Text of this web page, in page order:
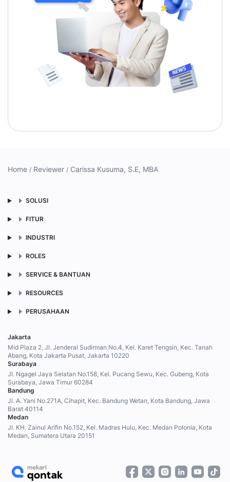
Home Reviewer Carissa Kusuma, S.E, MBA
SOLUSI
FITUR
INDUSTRI
ROLES
SERVICE & BANTUAN
RESOURCES
PERUSAHAAN
Jakarta
Mid Plaza 2, Jl. Jenderal Sudirman No.4, Kel. Karet Tengsin, Kec. Tanah
Abang, Kota Jakarta Pusat, Jakarta 10220
Surabaya
Jl. Ngagel Jaya Selatan No.158, Kel. Pucang Sewu, Kec. Gubeng, Kota
Surabaya, Jawa Timur 60284
Bandung
Jl. A. Yani No.271A, Cihapit, Kec. Bandung Wetan, Kota Bandung, Jawa
Barat 40114
Medan
Jl. KH. Zainul Arifin No.152, Kel. Madras Hulu, Kec. Medan Polonia, Kota
Medan, Sumatera Utara 20151